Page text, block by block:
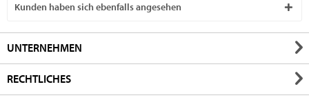
Kunden haben sich ebenfalls angesehen
UNTERNEHMEN
RECHTLICHES